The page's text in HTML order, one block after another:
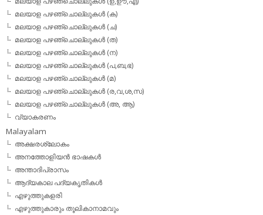
മലയാള പഴഞ്ചൊല്ലുകള്‍ (ക)
മലയാള പഴഞ്ചൊല്ലുകള്‍ (ച)
മലയാള പഴഞ്ചൊല്ലുകള്‍ (ത)
മലയാള പഴഞ്ചൊല്ലുകള്‍ (ന)
മലയാള പഴഞ്ചൊല്ലുകള്‍ (പ,ബ,ഭ)
മലയാള പഴഞ്ചൊല്ലുകള്‍ (മ)
മലയാള പഴഞ്ചൊല്ലുകള്‍ (ര,വ,ശ,സ)
മലയാള പഴഞ്ചൊല്ലുകൾ (അ, ആ)
വ്യാകരണം
Malayalam
അക്ഷരശ്ലോകം
അനത്തോളിയന്‍ ഭാഷകള്‍
അന്താദിപ്രാസം
ആദ്യകാല പദ്യകൃതികള്‍
എഴുത്തുകളരി
എഴുത്തുകാരും തൂലികാനാമവും